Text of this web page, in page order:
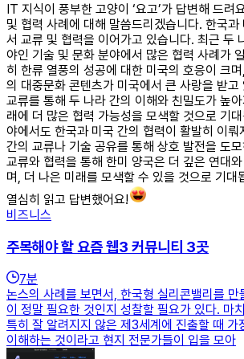
IT 지식이 풍부한 고양이 ‘요고’가 답변해 드려
및 협력 사례에 대해 말씀드리겠습니다. 한국과
서 교류 및 협력을 이어가고 있습니다. 최근 두
야인 기술 및 문화 분야에서 많은 협력 사례가
히 한류 열풍의 성공에 대한 미국의 호응이 크
의 대중문화 콘텐츠가 미국에서 큰 사랑을 받
교류를 통해 두 나라 간의 이해와 친밀도가 높아
래에 더 많은 협력 가능성을 모색할 것으로 기
야에서도 한국과 미국 간의 협력이 활발히 이뤄
간의 교류나 기술 공유를 통해 상호 발전을 도
교류와 협력을 통해 한미 양국은 더 깊은 연대
며, 더 나은 미래를 모색할 수 있을 것으로 기대
열심히 읽고 답변했어요!
비즈니스
주목해야 할 요즘 웹3 커뮤니티 3곳
7분
논스의 사례를 보면서, 한국형 실리콘밸리를 만
이 정말 필요한 것인지 성찰할 필요가 있다. 마
특히 잘 알려지지 않은 제3세계에 진출할 때 가
이해하는 것이라고 현지 전문가들이 입을 모아